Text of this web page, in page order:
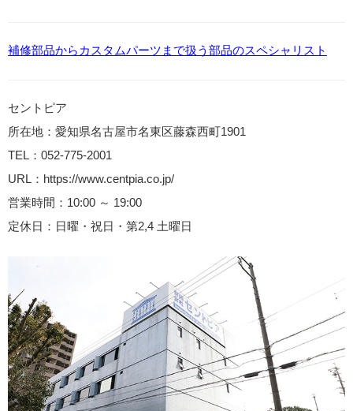
補修部品からカスタムパーツまで扱う部品のスペシャリスト
セントピア
所在地：愛知県名古屋市名東区藤森西町1901
TEL：052-775-2001
URL：https://www.centpia.co.jp/
営業時間：10:00 ～ 19:00
定休日：日曜・祝日・第2,4 土曜日